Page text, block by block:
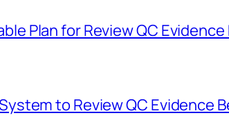
Plan for Review QC
to Review QC Evidence